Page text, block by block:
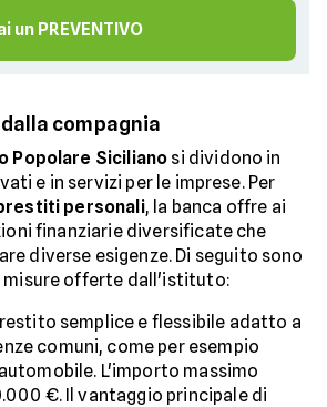
un PREVENTIVO
compagnia
Popolare Siciliano si dividono in
e in servizi per le imprese. Per
personali, la banca offre ai
finanziarie diversificate che
diverse esigenze. Di seguito sono
misure offerte dall'istituto:
semplice e flessibile adatto a
comuni, come per esempio
L'importo massimo
€. Il vantaggio principale di